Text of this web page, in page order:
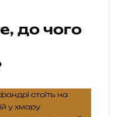
до чого